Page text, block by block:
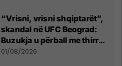
“Vrisni, vrisni shqiptarët”,
skandal në UFC Beograd:
Buzukja u përball me thirrje
anti-shqiptare nga
01/08/2026